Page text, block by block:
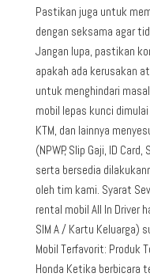
Pastikan juga untuk
dengan seksama agar
Jangan lupa, pastikan
apakah ada kerusakan
untuk menghindari
mobil lepas kunci dimulai
KTM, dan lainnya
(NPWP, Slip Gaji, ID
serta bersedia
oleh tim kami. Syarat
rental mobil All In Driver
SIM A / Kartu Keluarga)
Mobil Terfavorit: Produk
Honda Ketika berbicara